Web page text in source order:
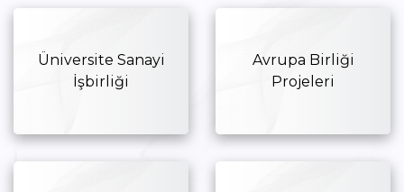
Üniversite Sanayi
İşbirliği
Avrupa Birliği
Projeleri